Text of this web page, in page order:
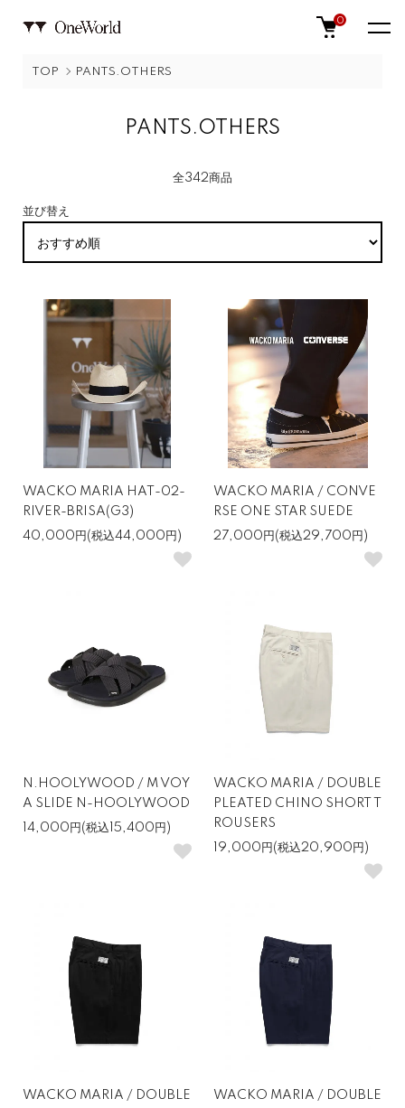
0
TOP PANTS.OTHERS
PANTS.OTHERS
全342商品
並び替え
WACKO MARIA HAT-02-
RIVER-BRISA(G3)
40,000円(税込44,000円)
WACKO MARIA / CONVE
RSE ONE STAR SUEDE
27,000円(税込29,700円)
N.HOOLYWOOD / M VOY
A SLIDE N-HOOLYWOOD
14,000円(税込15,400円)
WACKO MARIA / DOUBLE
PLEATED CHINO SHORT T
ROUSERS
19,000円(税込20,900円)
WACKO MARIA / DOUBLE
WACKO MARIA / DOUBLE